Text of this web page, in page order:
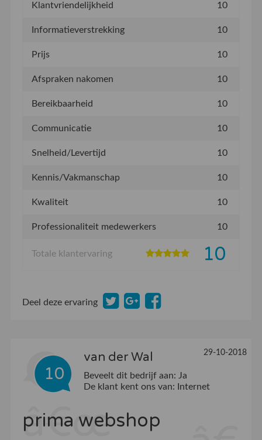
Klantvriendelijkheid 10
Informatieverstrekking 10
Prijs 10
Afspraken nakomen 10
Bereikbaarheid 10
Communicatie 10
Snelheid/Levertijd 10
Kennis/Vakmanschap 10
Kwaliteit 10
Professionaliteit medewerkers 10
Totale klantervaring 10
Deel deze ervaring
10
van der Wal 29-10-2018
Beveelt dit bedrijf aan: Ja
De klant kent ons van:
Internet
prima webshop